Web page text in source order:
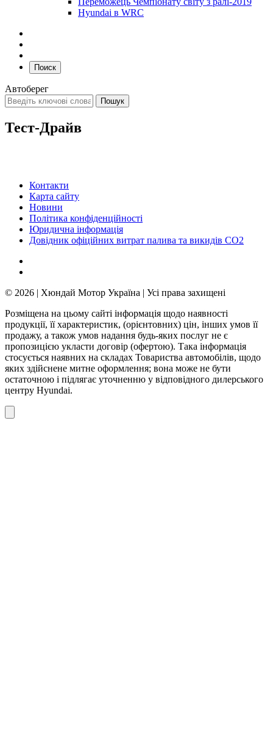
Hyundai в WRC
Поиск
Автоберег
Тест-Драйв
Контакти
Карта сайту
Новини
Політика конфіденційності
Юридична інформація
Довідник офіційних витрат палива та викидів СО2
© 2026 | Хюндай Мотор Україна | Усі права захищені
Розміщена на цьому сайті інформація щодо наявності
продукції, її характеристик, (орієнтовних) цін, інших умов її
продажу, а також умов надання будь-яких послуг не є
пропозицією укласти договір (офертою). Така інформація
стосується наявних на складах Товариства автомобілів, щодо
яких здійснене митне оформлення; вона може не бути
остаточною і підлягає уточненню у відповідного дилерського
центру Hyundai.